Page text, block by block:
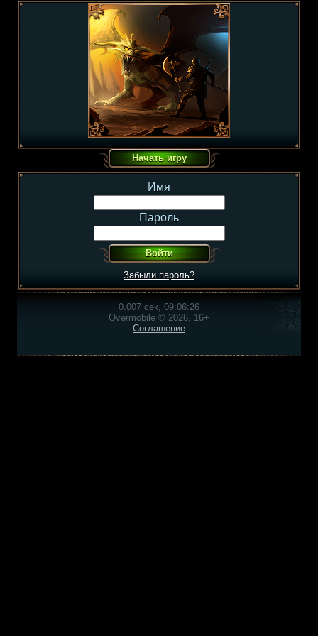
Имя
Пароль
Забыли пароль?
0.007 сек, 09:06:26
Overmobile © 2026, 16+
Соглашение